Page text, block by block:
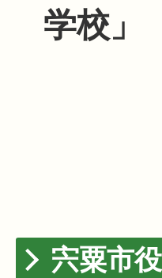
学校」
宍粟市